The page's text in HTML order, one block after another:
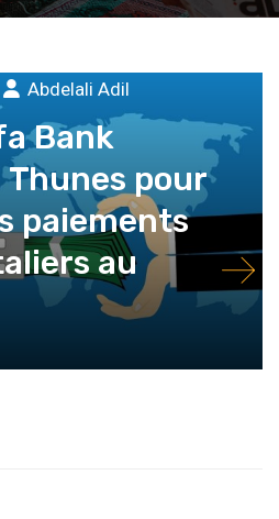
Abdelali Adil
Bank
Thunes pour
paiements
au